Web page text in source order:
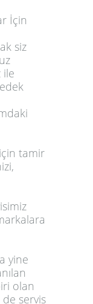
İçin
siz
ile
tamir
yine
olan
servis